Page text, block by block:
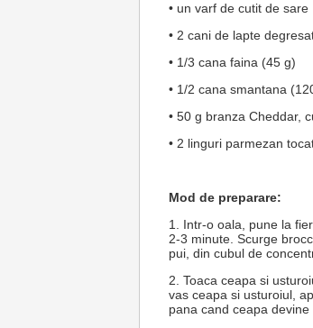
• un varf de cutit de sare
• 2 cani de lapte
• 1/3 cana faina (45 g)
• 1/2 cana smantana
• 50 g branza Cheddar,
• 2 linguri parmezan
Mod de preparare:
1. Intr-o oala, pune la
2-3 minute. Scurge
pui, din cubul de
2. Toaca ceapa si
vas ceapa si usturoiul,
pana cand ceapa